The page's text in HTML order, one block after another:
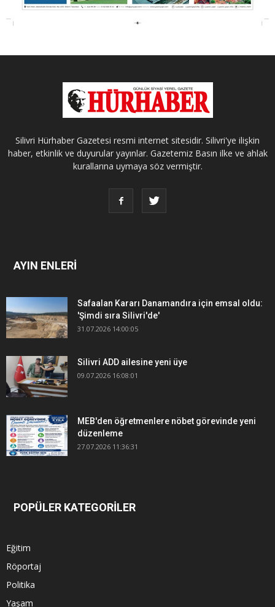
Silivri Hürhaber Gazetesi resmi internet sitesidir. Silivri'ye ilişkin
haber, etkinlik ve duyurular yayınlar. Gazetemiz Basın ilke ve ahlak
kurallarına uymaya söz vermiştir.
AYIN ENLERİ
Safaalan Kararı Danamandıra için emsal oldu:
'Şimdi sıra Silivri'de'
31.07.2026 14:00:05
Silivri ADD ailesine yeni üye
09.07.2026 16:08:01
MEB'den öğretmenlere nöbet görevinde yeni
düzenleme
27.07.2026 11:36:31
POPÜLER KATEGORİLER
Eğitim
Röportaj
Politika
Yaşam